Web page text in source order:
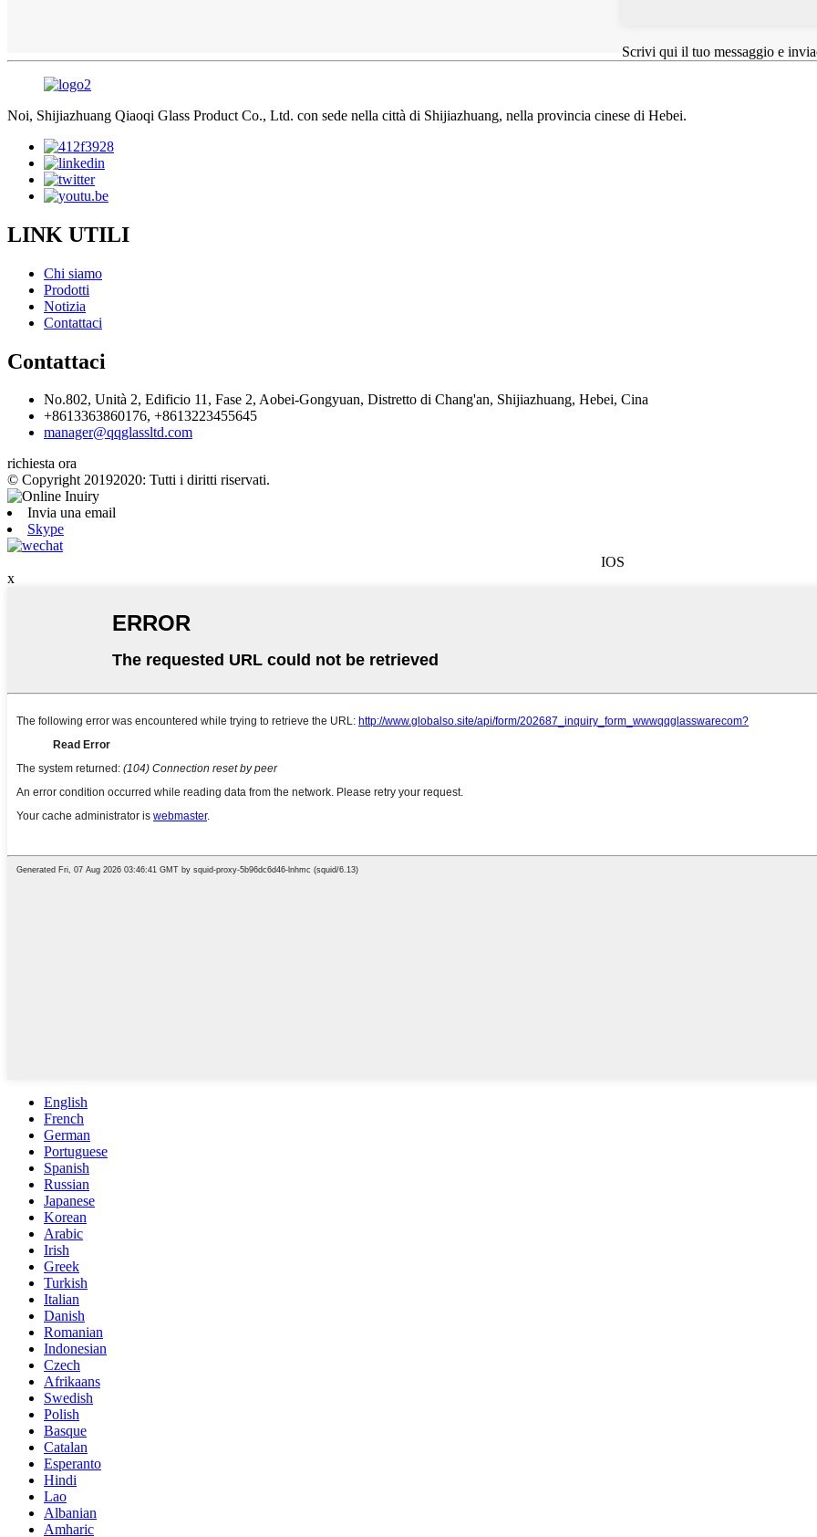
Scrivi qui il tuo messaggio e
Noi, Shijiazhuang Qiaoqi Glass Product Co., Ltd. con sede nella città di Shijiazhuang, nella provincia cinese di Hebei.
LINK UTILI
Chi siamo
Prodotti
Notizia
Contattaci
Contattaci
No.802, Unità 2, Edificio 11, Fase 2, Aobei-Gongyuan, Distretto di Chang'an, Shijiazhuang, Hebei, Cina
+8613363860176, +8613223455645
manager@qqglassltd.com
richiesta ora
© Copyright 20192020: Tutti i diritti riservati.
Invia una email
Skype
IOS
x
English
French
German
Portuguese
Spanish
Russian
Japanese
Korean
Arabic
Irish
Greek
Turkish
Italian
Danish
Romanian
Indonesian
Czech
Afrikaans
Swedish
Polish
Basque
Catalan
Esperanto
Hindi
Lao
Albanian
Amharic